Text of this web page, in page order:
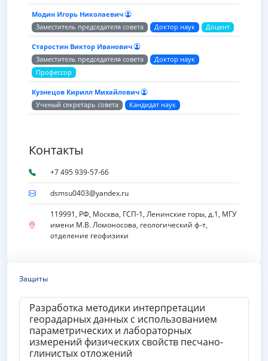
Модин Игорь Николаевич
Заместитель председателя совета
Доктор наук Доцент
Старостин Виктор Иванович
Заместитель председателя совета
Доктор наук
Профессор
Кузнецов Кирилл Михайлович
Ученый секретарь совета
Кандидат наук
Контакты
+7 495 939-57-66
dsmsu0403@yandex.ru
119991, РФ, Москва, ГСП-1, Ленинские горы, д.1, МГУ
имени М.В. Ломоносова, геологический ф-т,
отделение геофизики
Защиты
Разработка методики интерпретации
георадарных данных с использованием
параметрических и лабораторных
измерений физических свойств песчано-
глинистых отложений